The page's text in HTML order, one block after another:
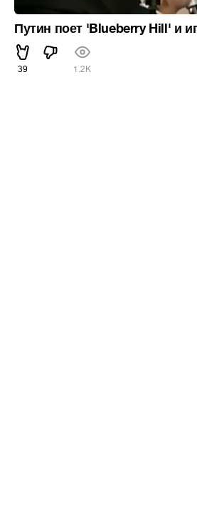
Путин поет 'Blueberry Hill' и
39 1.2K